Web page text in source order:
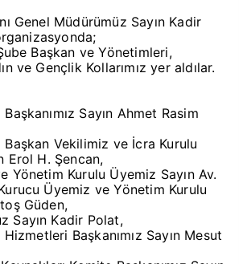
Genel Müdürümüz Sayın Kadir
Başkan ve Yönetimleri,
ve Gençlik Kollarımız yer aldılar.
Sayın Ahmet Rasim
Başkan Vekilimiz ve İcra Kurulu
Erol H. Şencan,
Yönetim Kurulu Üyemiz Sayın Av.
Üyemiz ve Yönetim Kurulu
Güden,
Sayın Kadir Polat,
Başkanımız Sayın Mesut